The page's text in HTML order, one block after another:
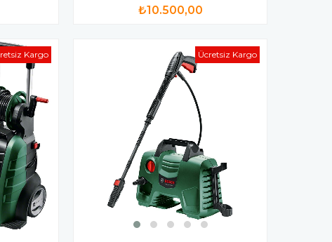
₺10.500,00
Kargo Ücretsiz Kargo